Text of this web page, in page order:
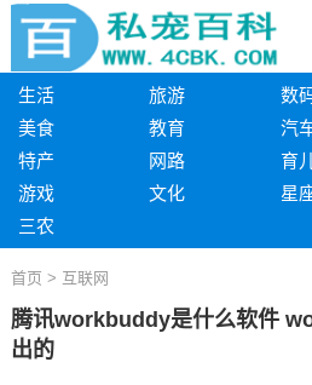
生活 旅游 数
美食
教育 汽
特产
网路 育
游戏
文化 星
三农
首页 > 互联网
腾讯workbuddy是什么软件
出的